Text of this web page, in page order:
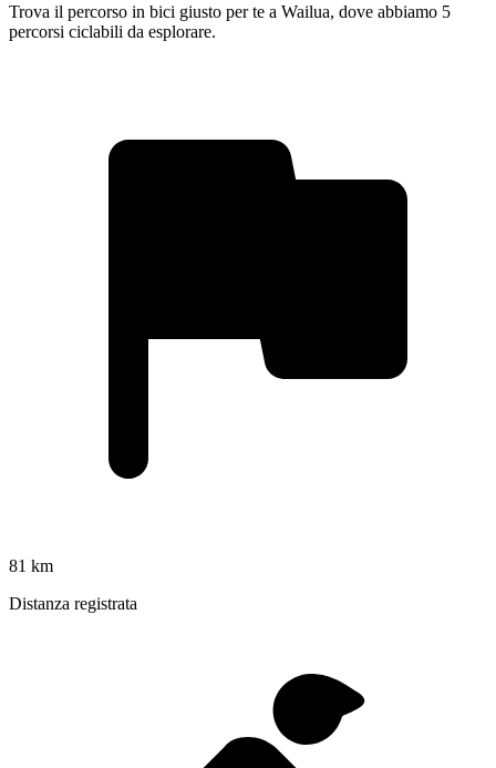
Trova il percorso in bici giusto per te a Wailua, dove abbiamo 5
percorsi ciclabili da esplorare.
81 km
Distanza registrata